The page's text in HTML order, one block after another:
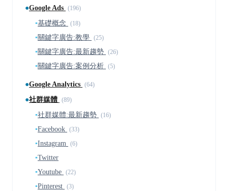
●Google Ads (196)
▪基礎概念 (18)
▪關鍵字廣告:教學 (25)
▪關鍵字廣告:最新趨勢 (26)
▪關鍵字廣告:案例分析 (5)
●Google Analytics (64)
●社群媒體 (89)
▪社群媒體:最新趨勢 (16)
▪Facebook (33)
▪Instagram (6)
▪Twitter
▪Youtube (22)
▪Pinterest (3)